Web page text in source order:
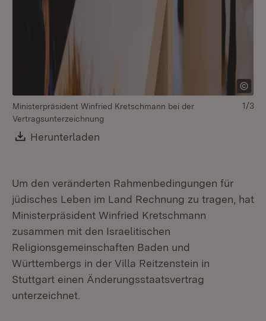
Ministerpräsident Winfried Kretschmann bei der
Vertragsunterzeichnung
Download:
Herunterladen
1/3
Um den veränderten Rahmenbedingungen für
jüdisches Leben im Land Rechnung zu tragen, hat
Ministerpräsident Winfried Kretschmann
zusammen mit den Israelitischen
Religionsgemeinschaften Baden und
Württembergs in der Villa Reitzenstein in
Stuttgart einen Änderungsstaatsvertrag
unterzeichnet.